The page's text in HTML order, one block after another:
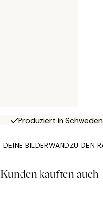
Produziert in Schweden
DEINE BILDERWANDZU DEN
kauften auch